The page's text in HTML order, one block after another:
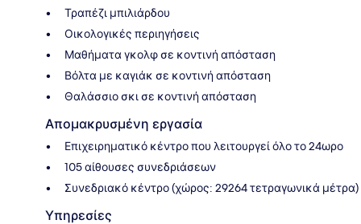
Τραπέζι μπιλιάρδου
Οικολογικές περιηγήσεις
Μαθήματα γκολφ σε κοντινή απόσταση
Βόλτα με καγιάκ σε κοντινή απόσταση
Θαλάσσιο σκι σε κοντινή απόσταση
Απομακρυσμένη εργασία
Επιχειρηματικό κέντρο που λειτουργεί όλο το 24ωρο
105 αίθουσες συνεδριάσεων
Συνεδριακό κέντρο (χώρος: 29264 τετραγωνικά μέτρα)
Υπηρεσίες